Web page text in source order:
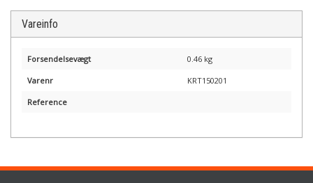
Vareinfo
Forsendelsevægt 0.46 kg
Varenr KRT150201
Reference